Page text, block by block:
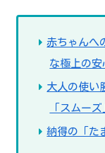
赤ちゃんへ
な極上の安
大人の使い
「スムー
納得の「た